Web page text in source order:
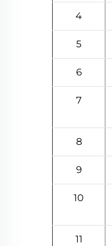
4
5
6
7
8
9
10
11